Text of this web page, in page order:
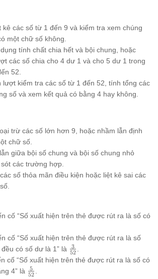
kê các số từ 1 đến 9 và kiểm tra xem chúng
một chữ số không.
tính chất chia hết và bội chung, hoặc
các số chia cho 4 dư 1 và cho 5 dư 1 trong
52.
lượt kiểm tra các số từ 1 đến 52, tính tổng các
số và xem kết quả có bằng 4 hay không.
trừ các số lớn hơn 9, hoặc nhầm lẫn định
chữ số.
giữa bội số chung và bội số chung nhỏ
các trường hợp.
số thỏa mãn điều kiện hoặc liệt kê sai các
cố “Số xuất hiện trên thẻ được rút ra là số có
cố “Số xuất hiện trên thẻ được rút ra là số
có số dư là 1” là \frac{3}
{52}
52
3 .
cố “Số xuất hiện trên thẻ được rút ra là số có
4” là \frac{5}
52
5 .